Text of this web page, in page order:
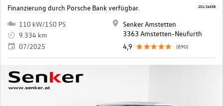
Finanzierung durch Porsche Bank verfügbar.
110 kW/150 PS
9.334 km
07/2025
Senker Amstetten
3363 Amstetten-Neufurth
4,9
(890)
201/26558